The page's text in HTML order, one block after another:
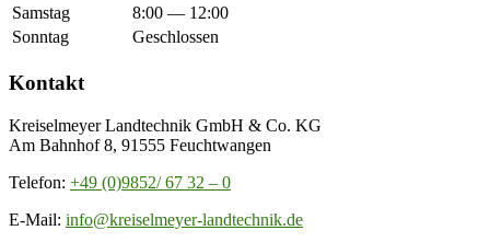
Samstag
8:00 — 12:00
Sonntag
Geschlossen
Kontakt
Kreiselmeyer Landtechnik GmbH & Co. KG
Am Bahnhof 8, 91555 Feuchtwangen
Telefon: +49 (0)9852/ 67 32 – 0
E-Mail: info@kreiselmeyer-landtechnik.de